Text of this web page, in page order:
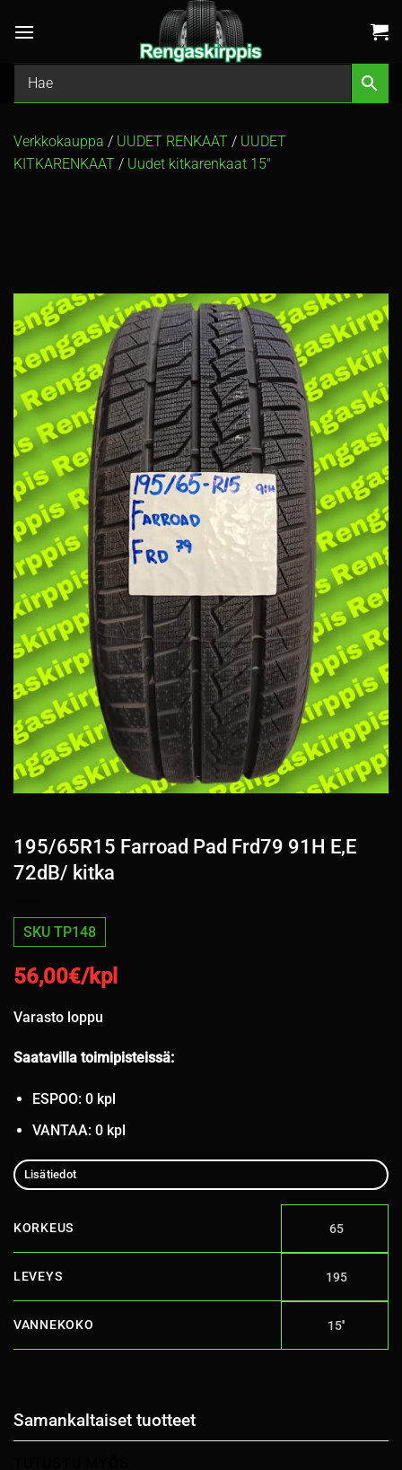
Verkkokauppa / UUDET RENKAAT / UUDET
KITKARENKAAT / Uudet kitkarenkaat 15″
195/65R15 Farroad Pad Frd79 91H E,E
72dB/ kitka
SKU TP148
56,00€/kpl
Varasto loppu
Saatavilla toimipisteissä:
ESPOO: 0 kpl
VANTAA: 0 kpl
Lisätiedot
KORKEUS 65
LEVEYS 195
VANNEKOKO 15''
Samankaltaiset tuotteet